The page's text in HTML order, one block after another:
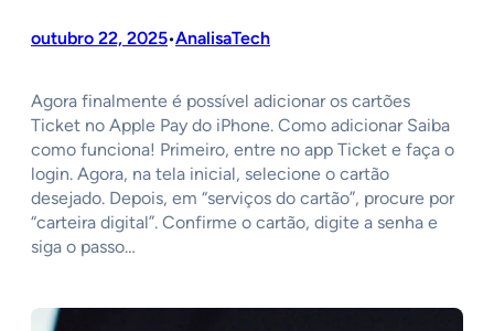
outubro 22, 2025•AnalisaTech
Agora finalmente é possível adicionar os cartões
Ticket no Apple Pay do iPhone. Como adicionar Saiba
como funciona! Primeiro, entre no app Ticket e faça o
login. Agora, na tela inicial, selecione o cartão
desejado. Depois, em “serviços do cartão”, procure por
“carteira digital”. Confirme o cartão, digite a senha e
siga o passo…